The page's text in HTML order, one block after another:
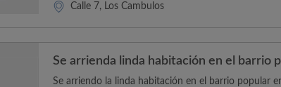
Calle 7, Los Cambulos
Se arrienda linda habitación en el barrio
Se arriendo la linda habitación en el barrio popular